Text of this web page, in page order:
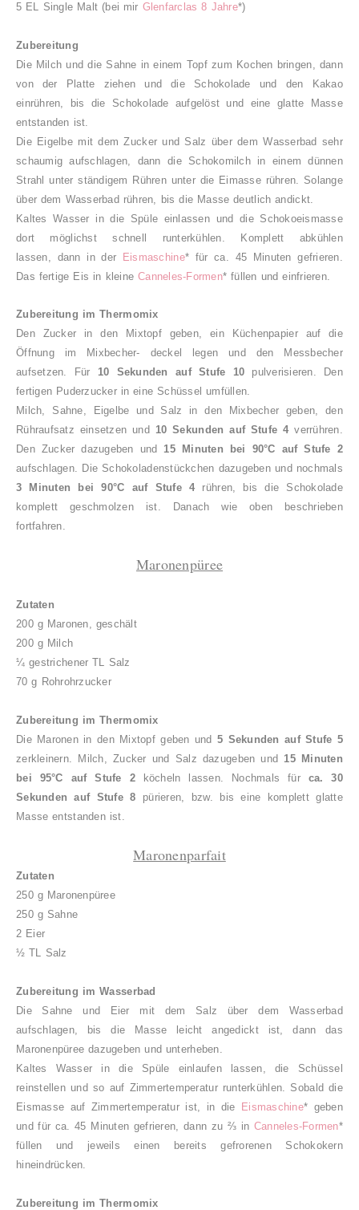
5 EL Single Malt (bei mir Glenfarclas 8 Jahre*)
Zubereitung
Die Milch und die Sahne in einem Topf zum Kochen bringen, dann
von der Platte ziehen und die Schokolade und den Kakao
einrühren, bis die Schokolade aufgelöst und eine glatte Masse
entstanden ist.
Die Eigelbe mit dem Zucker und Salz über dem Wasserbad sehr
schaumig aufschlagen, dann die Schokomilch in einem dünnen
Strahl unter ständigem Rühren unter die Eimasse rühren. Solange
über dem Wasserbad rühren, bis die Masse deutlich andickt.
Kaltes Wasser in die Spüle einlassen und die Schokoeismasse
dort möglichst schnell runterkühlen. Komplett abkühlen
lassen, dann in der Eismaschine* für ca. 45 Minuten gefrieren.
Das fertige Eis in kleineCanneles-Formen* füllen und einfrieren.
Zubereitung im Thermomix
Den Zucker in den Mixtopf geben, ein Küchenpapier auf die
Öffnung im Mixbecher- deckel legen und den Messbecher
aufsetzen. Für 10 Sekunden auf Stufe 10 pulverisieren. Den
fertigen Puderzucker in eine Schüssel umfüllen.
Milch, Sahne, Eigelbe und Salz in den Mixbecher geben, den
Rühraufsatz einsetzen und 10 Sekunden auf Stufe 4 verrühren.
Den Zucker dazugeben und15 Minuten bei 90°C auf Stufe 2
aufschlagen. Die Schokoladenstückchen dazugeben und nochmals
3 Minuten bei 90°C auf Stufe 4 rühren, bis die Schokolade
komplett geschmolzen ist. Danach wie oben beschrieben
fortfahren.
Maronenpüree
Zutaten
200 g Maronen, geschält
200 g Milch
¼ gestrichener TL Salz
70 g Rohrohrzucker
Zubereitung im Thermomix
Die Maronen in den Mixtopf geben und5 Sekunden auf Stufe 5
zerkleinern. Milch, Zucker und Salz dazugeben und15 Minuten
bei 95°C auf Stufe 2köcheln lassen. Nochmals für ca. 30
Sekunden auf Stufe 8 pürieren, bzw. bis eine komplett glatte
Masse entstanden ist.
Maronenparfait
Zutaten
250 g Maronenpüree
250 g Sahne
2 Eier
½ TL Salz
Zubereitung im Wasserbad
Die Sahne und Eier mit dem Salz über dem Wasserbad
aufschlagen, bis die Masse leicht angedickt ist, dann das
Maronenpüree dazugeben und unterheben.
Kaltes Wasser in die Spüle einlaufen lassen, die Schüssel
reinstellen und so auf Zimmertemperatur runterkühlen. Sobald die
Eismasse auf Zimmertemperatur ist, in die
Eismaschine* geben
und für ca. 45 Minuten gefrieren, dann zu ⅔ in Canneles-Formen*
füllen und jeweils einen bereits gefrorenen Schokokern
hineindrücken.
Zubereitung im Thermomix